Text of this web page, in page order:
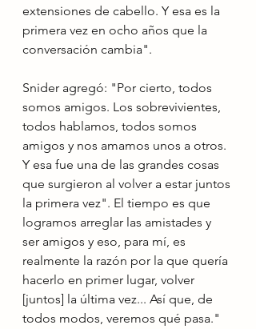
extensiones de cabello. Y esa es la
primera vez en ocho años que la
conversación cambia".
Snider agregó: "Por cierto, todos
somos amigos. Los sobrevivientes,
todos hablamos, todos somos
amigos y nos amamos unos a otros.
Y esa fue una de las grandes cosas
que surgieron al volver a estar juntos
la primera vez". El tiempo es que
logramos arreglar las amistades y
ser amigos y eso, para mí, es
realmente la razón por la que quería
hacerlo en primer lugar, volver
[juntos] la última vez... Así que, de
todos modos, veremos qué pasa."